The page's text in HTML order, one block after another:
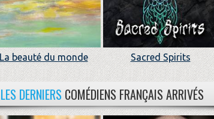
La beauté du monde Sacred Spirits
LES DERNIERS COMÉDIENS FRANÇAIS ARRIVÉS